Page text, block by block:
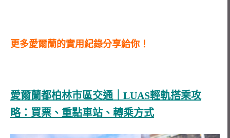
更多愛爾蘭的實用紀錄分享給你！
愛爾蘭都柏林市區交通｜LUAS輕軌搭乘攻
略：買票、重點車站、轉乘方式